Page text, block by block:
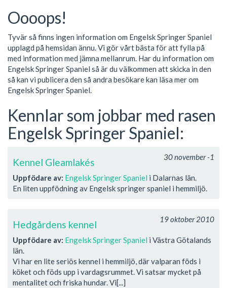
Oooops!
Tyvär så finns ingen information om Engelsk Springer Spaniel
upplagd på hemsidan ännu. Vi gör vårt bästa för att fylla på
med information med jämna mellanrum. Har du information om
Engelsk Springer Spaniel så är du välkommen att skicka in den
så kan vi publicera den så andra besökare kan läsa mer om
Engelsk Springer Spaniel.
Kennlar som jobbar med rasen
Engelsk Springer Spaniel:
30 november -1
Kennel Gleamlakés
Uppfödare av: Engelsk Springer Spaniel i Dalarnas län.
En liten uppfödning av Engelsk springer spaniel i hemmiljö.
19 oktober 2010
Hedgårdens kennel
Uppfödare av: Engelsk Springer Spaniel i Västra Götalands
län.
Vi har en lite seriös kennel i hemmiljö, där valparan föds i
köket och föds upp i vardagsrummet. Vi satsar mycket på
mentalitet och friska hundar. Vi[...]